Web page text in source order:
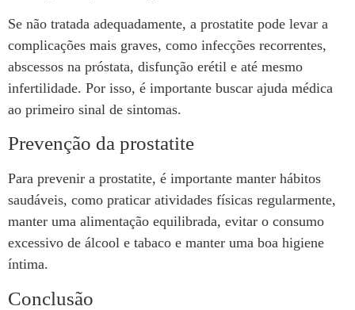
Se não tratada adequadamente, a prostatite pode levar a
complicações mais graves, como infecções recorrentes,
abscessos na próstata, disfunção erétil e até mesmo
infertilidade. Por isso, é importante buscar ajuda médica
ao primeiro sinal de sintomas.
Prevenção da prostatite
Para prevenir a prostatite, é importante manter hábitos
saudáveis, como praticar atividades físicas regularmente,
manter uma alimentação equilibrada, evitar o consumo
excessivo de álcool e tabaco e manter uma boa higiene
íntima.
Conclusão